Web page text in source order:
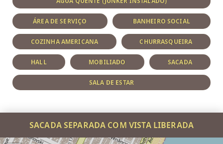
ÁREA DE SERVIÇO BANHEIRO SOCIAL
COZINHA AMERICANA CHURRASQUEIRA
HALL MOBILIADO SACADA
SALA DE ESTAR
SACADA SEPARADA COM VISTA LIBERADA